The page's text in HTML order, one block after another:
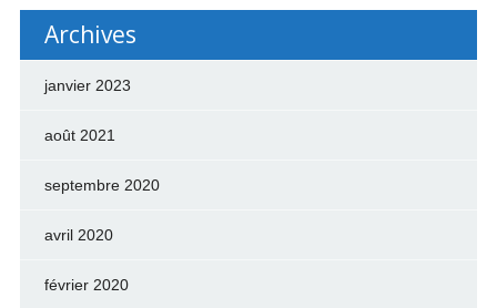
Archives
janvier 2023
août 2021
septembre 2020
avril 2020
février 2020